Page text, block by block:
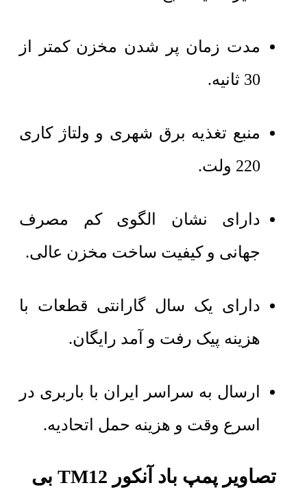
مدت زمان پر شدن مخزن کمتر از
30 ثانیه.
منبع تغذیه برق شهری و ولتاژ کاری
220 ولت.
دارای نشان الگوی کم مصرف
جهانی و کیفیت ساخت مخزن عالی.
دارای یک سال گارانتی قطعات با
هزینه پیک رفت و آمد رایگان.
ارسال به سراسر ایران با باربری در
اسرع وقت و هزینه حمل اتحادیه.
تصاویر پمپ باد آنکور TM12 بی